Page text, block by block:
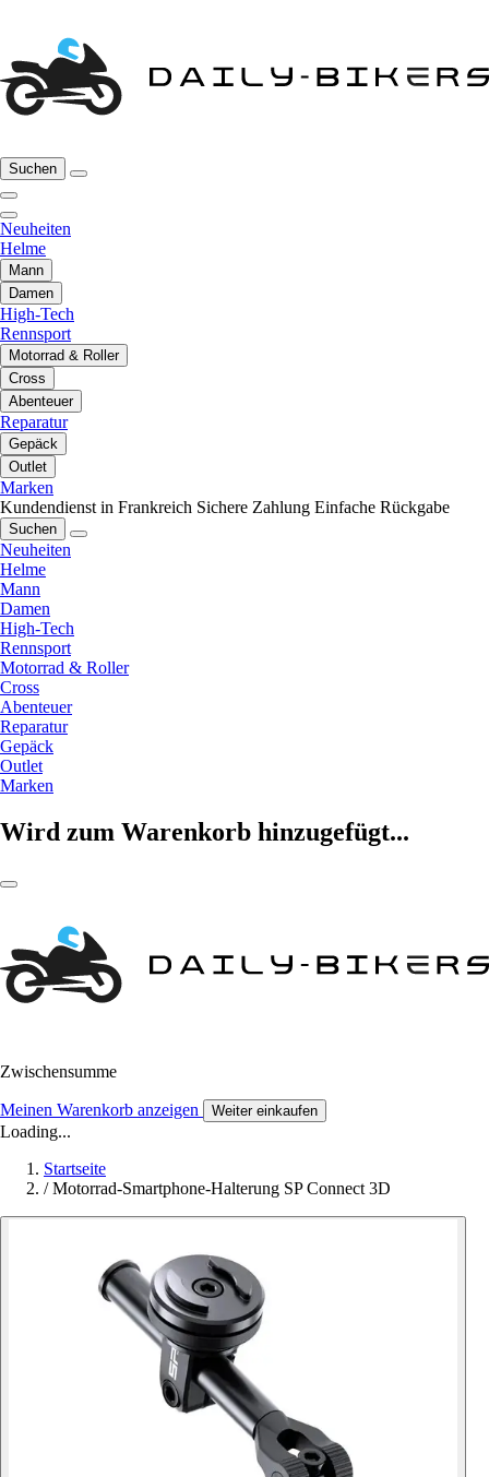
Suchen
Neuheiten
Helme
Mann
Damen
High-Tech
Rennsport
Motorrad & Roller
Cross
Abenteuer
Reparatur
Gepäck
Outlet
Marken
Kundendienst in Frankreich Sichere Zahlung Einfache Rückgabe
Suchen
Neuheiten
Helme
Mann
Damen
High-Tech
Rennsport
Motorrad & Roller
Cross
Abenteuer
Reparatur
Gepäck
Outlet
Marken
Wird zum Warenkorb hinzugefügt...
Zwischensumme
Meinen Warenkorb anzeigen Weiter einkaufen
Loading...
Startseite
/ Motorrad-Smartphone-Halterung SP Connect 3D